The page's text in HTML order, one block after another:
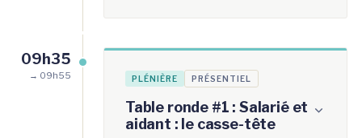
09h35
→ 09h55 PLÉNIÈRE PRÉSENTIEL
Table ronde #1 : Salarié et
aidant : le casse-tête